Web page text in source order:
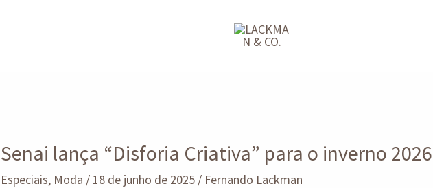
Senai lança “Disforia Criativa” para o inverno 2026
Especiais, Moda / 18 de junho de 2025 / Fernando Lackman
lança
“Disforia